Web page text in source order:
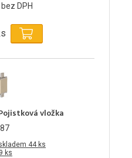
DPH
vložka
44 ks
ks